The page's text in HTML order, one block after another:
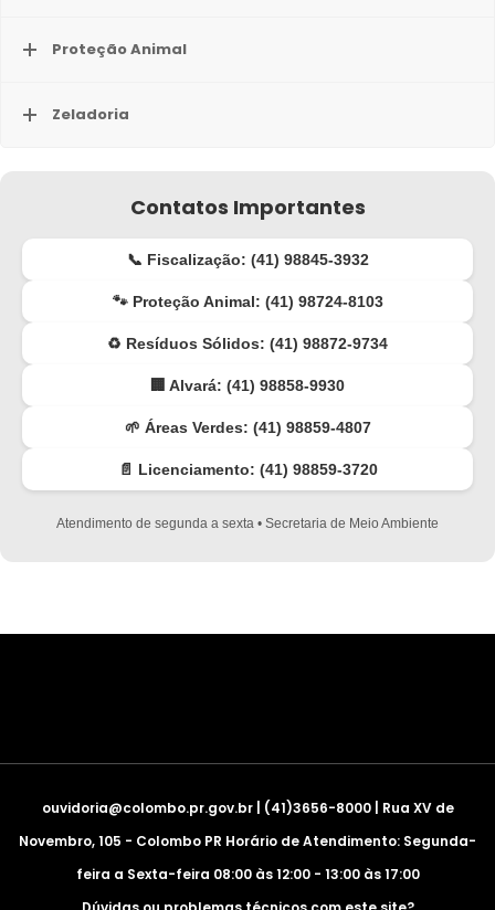
Proteção Animal
Zeladoria
Contatos Importantes
📞 Fiscalização: (41) 98845-3932
🐾 Proteção Animal: (41) 98724-8103
♻️ Resíduos Sólidos: (41) 98872-9734
🏢 Alvará: (41) 98858-9930
🌱 Áreas Verdes: (41) 98859-4807
📄 Licenciamento: (41) 98859-3720
Atendimento de segunda a sexta • Secretaria de Meio Ambiente
ouvidoria@colombo.pr.gov.br | (41)3656-8000 | Rua XV de
Novembro, 105 - Colombo PR Horário de Atendimento: Segunda-
feira a Sexta-feira 08:00 às 12:00 - 13:00 às 17:00